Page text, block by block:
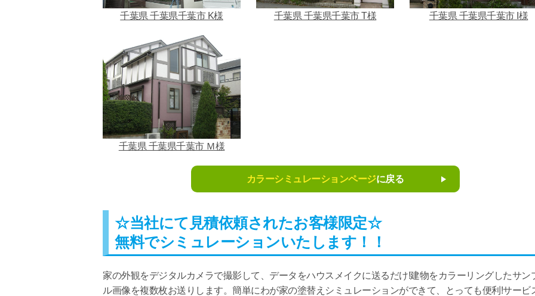
千葉県 千葉県千葉市 K様 千葉県 千葉県千葉市 T様 千葉県 千葉県千葉市 I様
千葉県 千葉県千葉市 Ｍ様
カラーシミュレーションページに戻る
☆当社にて見積依頼されたお客様限定☆
無料でシミュレーションいたします！！
家の外観をデジタルカメラで撮影して、データをハウスメイクに送るだけ!建物をカラーリングしたサン
ル画像を複数枚お送りします。簡単にわが家の塗替えシミュレーションができて、とっても便利!サービ